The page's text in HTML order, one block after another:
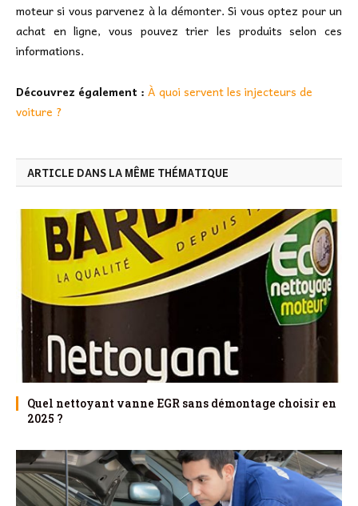
moteur si vous parvenez à la démonter. Si vous optez pour un
achat en ligne, vous pouvez trier les produits selon ces
informations.
Découvrez également : À quoi servent les injecteurs de
voiture ?
ARTICLE DANS LA MÊME THÉMATIQUE
Quel nettoyant vanne EGR sans démontage choisir en
2025 ?